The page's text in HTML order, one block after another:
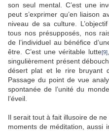
son seul mental. C’est une
peut s’exprimer qu’en liaison
niveau de sa culture.
tous nos présupposés, nos
de l’individuel au bénéfice
être. C’est une véritable lutte[9]
singulièrement présent
désert plat et le rire bruyant
Passage du point de vue
spontanée de l’unité du
l’éveil.
Il serait tout à fait illusoire de
moments de méditation, aussi